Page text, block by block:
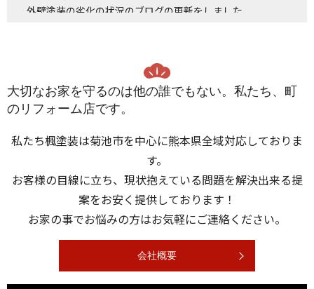
外壁塗装の劣化の状況のブログの更新をしました
年間売上実績熊本県１位?
2023/01/13
施工事例を更新しました
上半期、熊本県１位?
１月からの工事の先行予約キャンペーン?
大切なお家を守るのは他の誰でもない。私たち、町
のリフォーム店です。
私たち楓塗装は菊池市を中心に熊本県全域対応しておりま
す。
お客様の目線に立ち、現状抱えている問題を解決出来る提
案をお安く提供しております！
お家の事でお悩みの方はお気軽にご連絡ください。
会社概要